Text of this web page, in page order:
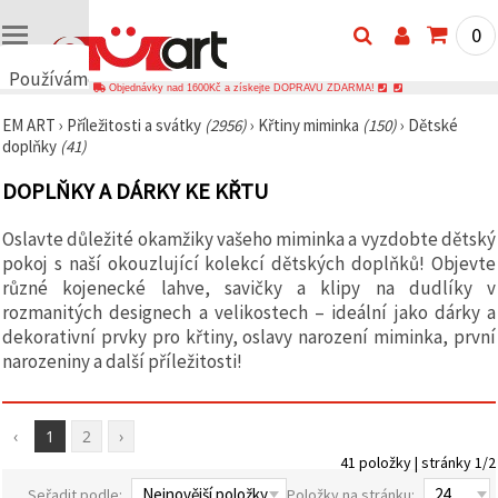
Používáme
🍪
Používáme
podobné
technologie,
zajistili
správné
fungování
webu,
zlepšili vaše
prostředí
při jeho
používání a
souhlasem
analyzovali
návštěvnost
relevantnější
0
Objednávky nad 1600Kč a získejte DOPRAVU ZDARMA!
EM ART › Příležitosti a svátky (2956)› Křtiny miminka (150)› Dětské
doplňky (41)
DOPLŇKY A DÁRKY KE KŘTU
Oslavte důležité okamžiky vašeho miminka a vyzdobte dětský
pokoj s naší okouzlující kolekcí dětských doplňků! Objevte
různé kojenecké lahve, savičky a klipy na dudlíky v
rozmanitých designech a velikostech – ideální jako dárky a
dekorativní prvky pro křtiny, oslavy narození miminka, první
narozeniny a další příležitosti!
‹ 1 2 ›
41 položky | stránky 1/2